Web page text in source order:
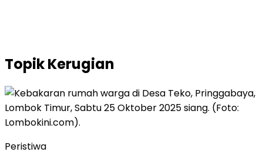
TopikKerugian
Peristiwa